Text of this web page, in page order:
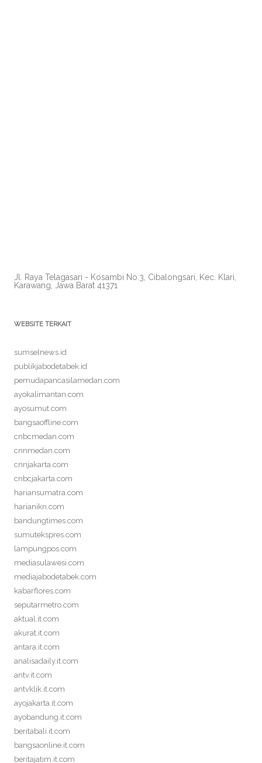
Jl. Raya Telagasari - Kosambi No.3, Cibalongsari, Kec. Klari,
Karawang, Jawa Barat 41371
WEBSITE TERKAIT
sumselnews.id
publikjabodetabek.id
pemudapancasilamedan.com
ayokalimantan.com
ayosumut.com
bangsaoffline.com
cnbcmedan.com
cnnmedan.com
cnnjakarta.com
cnbcjakarta.com
hariansumatra.com
harianikn.com
bandungtimes.com
sumutekspres.com
lampungpos.com
mediasulawesi.com
mediajabodetabek.com
kabarflores.com
seputarmetro.com
aktual.it.com
akurat.it.com
antara.it.com
analisadaily.it.com
antv.it.com
antvklik.it.com
ayojakarta.it.com
ayobandung.it.com
beritabali.it.com
bangsaonline.it.com
beritajatim.it.com